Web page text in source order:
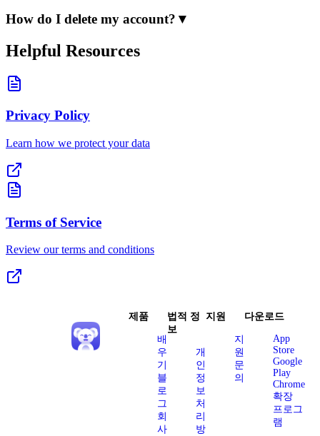
How do I delete my account? ▼
Helpful Resources
Privacy Policy
Learn how we protect your data
Terms of Service
Review our terms and conditions
제품
배
우
기
블
로
그
회
사
법적 정
보
개
인
정
보
처
리
방
지원
지
원
문
의
다운로드
App
Store
Google
Play
Chrome
확장
프로그
램